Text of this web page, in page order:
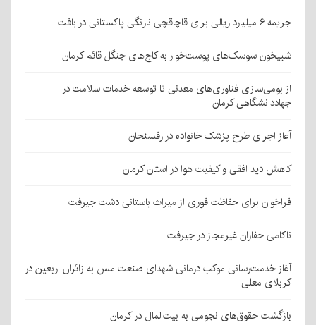
جریمه ۶ میلیارد ریالی برای قاچاقچی نارنگی پاکستانی در بافت
شبیخون سوسک‌های پوست‌خوار به کاج‌های جنگل قائم کرمان
از بومی‌سازی فناوری‌های معدنی تا توسعه خدمات سلامت در
جهاددانشگاهی کرمان
آغاز اجرای طرح پزشک خانواده در رفسنجان
کاهش دید افقی و کیفیت هوا در استان کرمان
فراخوان برای حفاظت فوری از میراث باستانی دشت جیرفت
ناکامی حفاران غیرمجاز در جیرفت
آغاز خدمت‌رسانی موکب درمانی شهدای صنعت مس به زائران اربعین در
کربلای معلی
بازگشت حقوق‌های نجومی به بیت‌المال در کرمان